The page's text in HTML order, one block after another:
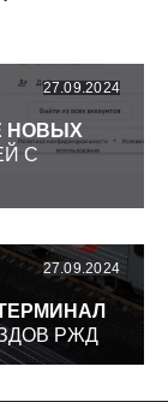
27.09.2024
НОВЫХ
С
27.09.2024
РЖД